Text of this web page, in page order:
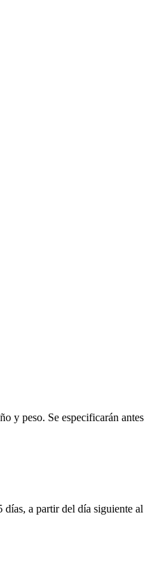
y peso. Se especificarán antes
a partir del día siguiente al